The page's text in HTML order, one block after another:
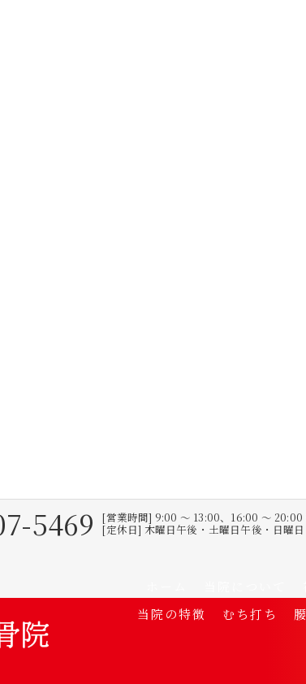
5469
[営業時間] 9:00 〜 13:00、16:00 〜
[定休日] 木曜日午後・土曜日午後・日曜
当院の特徴
むち打ち